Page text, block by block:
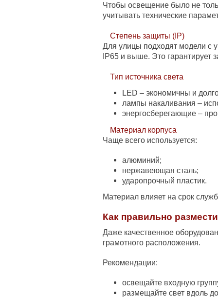
Чтобы освещение было не
учитывать технические
Степень защиты (IP)
Для улицы подходят модели с
IP65 и выше. Это гарантирует
Тип источника света
LED – экономичны и
лампы накаливания –
энергосберегающие –
Материал корпуса
Чаще всего используется:
алюминий;
нержавеющая сталь;
ударопрочный пластик.
Материал влияет на срок
Как правильно
Даже качественное
грамотного расположения.
Рекомендации:
освещайте входную
размещайте свет вдоль